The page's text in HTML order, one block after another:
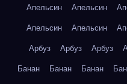
Апельсин Апельсин
Апельсин Апельсин
Арбуз Арбуз Арбуз
Банан Банан Банан